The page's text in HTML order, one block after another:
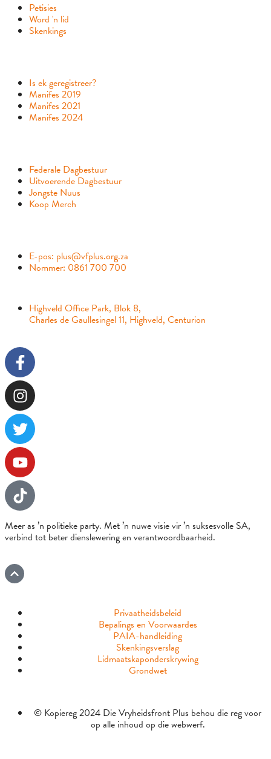
Petisies
Word 'n lid
Skenkings
Is ek geregistreer?
Manifes 2019
Manifes 2021
Manifes 2024
Federale Dagbestuur
Uitvoerende Dagbestuur
Jongste Nuus
Koop Merch
E-pos: plus@vfplus.org.za
Nommer: 0861 700 700
Highveld Office Park, Blok 8,
Charles de Gaullesingel 11, Highveld, Centurion
Meer as ’n politieke party. Met ’n nuwe visie vir ’n suksesvolle SA,
verbind tot beter dienslewering en verantwoordbaarheid.
Privaatheidsbeleid
Bepalings en Voorwaardes
PAIA-handleiding
Skenkingsverslag
Lidmaatskaponderskrywing
Grondwet
© Kopiereg 2024 Die Vryheidsfront Plus behou die reg voor
op alle inhoud op die webwerf.